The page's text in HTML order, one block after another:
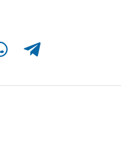
Compartir en Telegram